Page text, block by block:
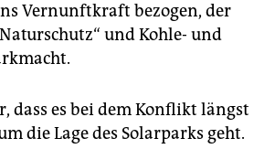
Vernunftkraft bezogen, der
und Kohle- und
dass es bei dem Konflikt längst
die Lage des Solarparks geht.